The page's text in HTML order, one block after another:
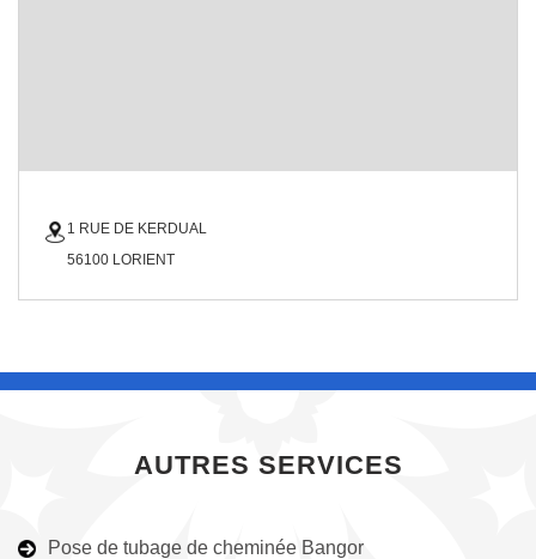
1 RUE DE KERDUAL
56100 LORIENT
AUTRES SERVICES
Pose de tubage de cheminée Bangor